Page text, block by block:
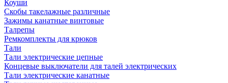
Коуши
Скобы такелажные различные
Зажимы канатные винтовые
Талрепы
Ремкомплекты для крюков
Тали
Тали электрические цепные
Концевые выключатели для талей электрических
Тали электрические канатные